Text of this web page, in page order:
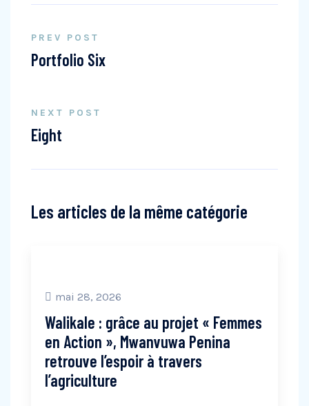
PREV POST
Portfolio Six
NEXT POST
Eight
Les articles de la même catégorie
mai 28, 2026
Walikale : grâce au projet « Femmes
en Action », Mwanvuwa Penina
retrouve l’espoir à travers
l’agriculture